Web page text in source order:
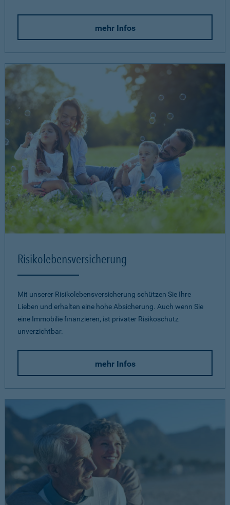
mehr Infos
Risikolebensversicherung
Mit unserer Risikolebensversicherung schützen Sie Ihre
Lieben und erhalten eine hohe Absicherung. Auch wenn Sie
eine Immobilie finanzieren, ist privater Risikoschutz
unverzichtbar.
mehr Infos